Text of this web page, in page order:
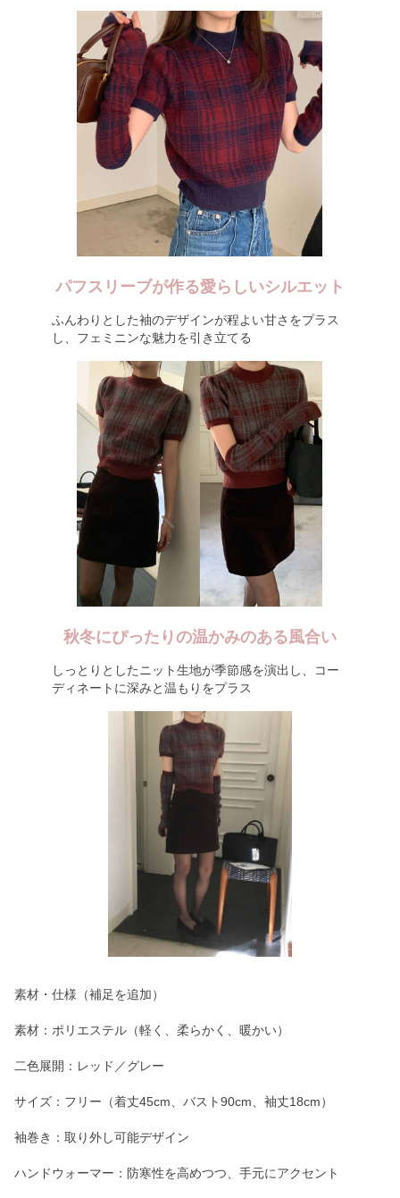
パフスリーブが作る愛らしいシルエット
ふんわりとした袖のデザインが程よい甘さをプラス
し、フェミニンな魅力を引き立てる
秋冬にぴったりの温かみのある風合い
しっとりとしたニット生地が季節感を演出し、コー
ディネートに深みと温もりをプラス
素材・仕様（補足を追加）
素材：ポリエステル（軽く、柔らかく、暖かい）
二色展開：レッド／グレー
サイズ：フリー（着丈45cm、バスト90cm、袖丈18cm）
袖巻き：取り外し可能デザイン
ハンドウォーマー：防寒性を高めつつ、手元にアクセント